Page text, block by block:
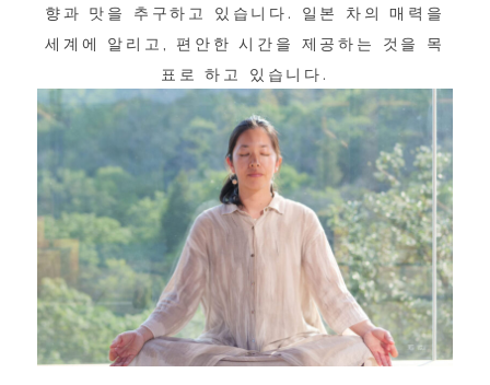
향과 맛을 추구하고 있습니다. 일본 차의 매력을
세계에 알리고, 편안한 시간을 제공하는 것을 목
표로 하고 있습니다.